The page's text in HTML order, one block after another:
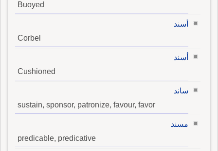
Buoyed
أسند
Corbel
أسند
Cushioned
ساند
sustain, sponsor, patronize, favour, favor
مسند
predicable, predicative